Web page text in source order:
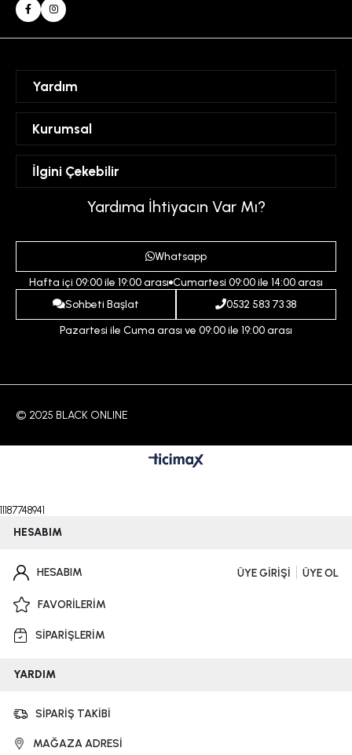
Yardım
Hesabım
Favorilerim
Kurumsal
Mesafeli Satış Sözleşmesi
Üyelik Sözleşmesi
Gizlilik ve Güvenlik Politikası
Ödeme ve Teslimat Koşulları
İptal ve İade Koşulları
İlgini Çekebilir
İndirim
Yardıma İhtiyacın Var Mı?
Whatsapp
Hafta içi 09:00 ile 19:00 arası Cumartesi 09:00 ile 14:00 arası
Sohbeti Başlat
0532 583 73 38
Pazartesi ile Cuma arası ve 09:00 ile 19:00 arası
© 2025 BLACK ONLINE
11187748941
HESABIM
HESABIM ÜYE GİRİŞİ ÜYE OL
FAVORİLERİM
SİPARİŞLERİM
YARDIM
SİPARİŞ TAKİBİ
MAĞAZA ADRESİ